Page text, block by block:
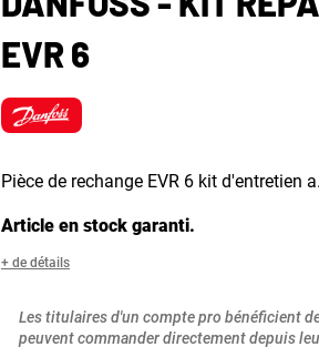
EVR 6
Pièce de rechange EVR 6 kit d'entretien
Article en stock garanti.
+ de détails
Les titulaires d'un compte pro bénéficient
peuvent commander directement depuis